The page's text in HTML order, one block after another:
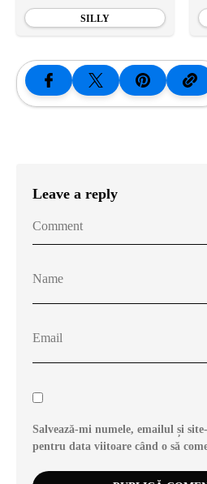
SILLY
Leave a reply
Salvează-mi numele, emailul și
pentru data viitoare când o să